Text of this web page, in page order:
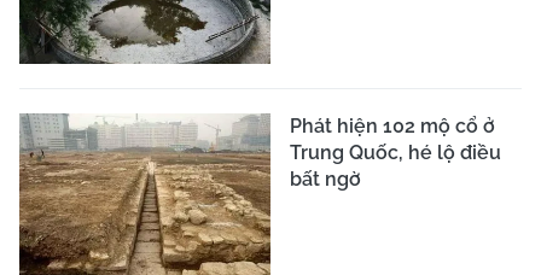
Phát hiện 102 mộ cổ ở
Trung Quốc, hé lộ điều
bất ngờ